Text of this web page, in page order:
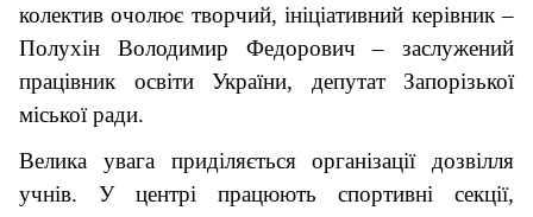
колектив очолює творчий, ініціативний керівник –
Полухін Володимир Федорович – заслужений
працівник освіти України, депутат Запорізької
міської ради.
Велика увага приділяється організації дозвілля
учнів. У центрі працюють спортивні секції,